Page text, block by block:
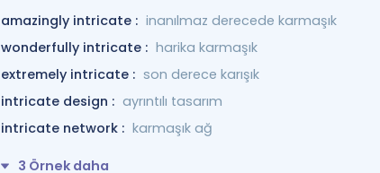
amazingly intricate : inanılmaz derecede karmaşık
wonderfully intricate : harika karmaşık
extremely intricate : son derece karışık
intricate design : ayrıntılı tasarım
intricate network : karmaşık ağ
3 Örnek daha